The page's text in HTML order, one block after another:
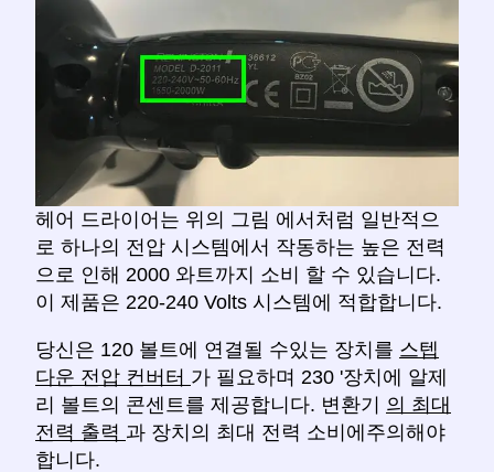
헤어 드라이어는 위의 그림 에서처럼 일반적으
로 하나의 전압 시스템에서 작동하는 높은 전력
으로 인해 2000 와트까지 소비 할 수 있습니다.
이 제품은 220-240 Volts 시스템에 적합합니다.
당신은 120 볼트에 연결될 수있는 장치를 스텝
다운 전압 컨버터 가 필요하며 230 '장치에 알제
리 볼트의 콘센트를 제공합니다. 변환기 의 최대
전력 출력 과 장치의 최대 전력 소비에주의해야
합니다.